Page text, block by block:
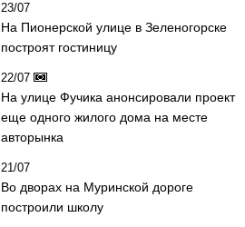
23/07
На Пионерской улице в Зеленогорске
построят гостиницу
22/07
На улице Фучика анонсировали проект
еще одного жилого дома на месте
авторынка
21/07
Во дворах на Муринской дороге
построили школу